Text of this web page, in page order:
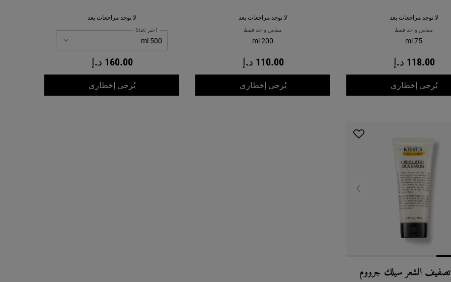
لا توجد مراجعات بعد
مقاس واحد فقط
75 ml
118.00 د.إ
يُرجى إخطاري
لا توجد مراجعات بعد
مقاس واحد فقط
200 ml
110.00 د.إ
يُرجى إخطاري
لا توجد مراجعات بعد
اختر Size
160.00 د.إ
يُرجى إخطاري
الشعر سيلك جرووم